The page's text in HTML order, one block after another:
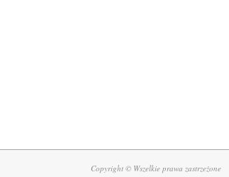
Copyright © Wszelkie prawa zastrzeżone